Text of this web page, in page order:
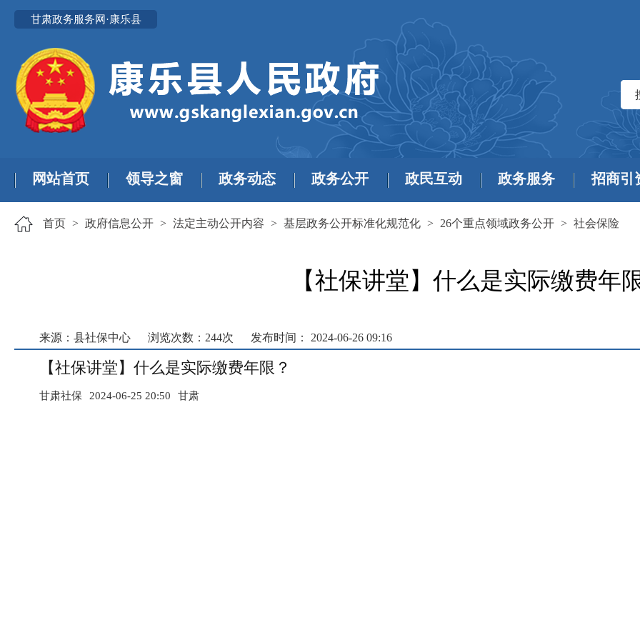
甘肃政务服务网·康乐县
网站首页 领导之窗 政务动态 政务公开 政民互动 政务服务 招商引
首页 > 政府信息公开 > 法定主动公开内容 > 基层政务公开标准化规范化 > 26个重点领域政务公开 > 社会保险
【社保讲堂】什么是实际缴费年
来源：县社保中心 浏览次数： 244次 发布时间： 2024-06-26 09:16
【社保讲堂】什么是实际缴费年限？
甘肃社保 2024-06-25 20:50 甘肃